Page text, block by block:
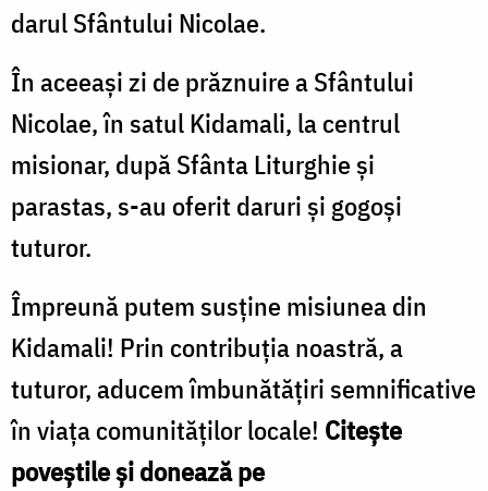
darul Sfântului Nicolae.
În aceeași zi de prăznuire a Sfântului
Nicolae, în satul Kidamali, la centrul
misionar, după Sfânta Liturghie și
parastas, s-au oferit daruri și gogoși
tuturor.
Împreună putem susține misiunea din
Kidamali! Prin contribuția noastră, a
tuturor, aducem îmbunătățiri semnificative
în viața comunităților locale! Citește
poveștile și donează pe